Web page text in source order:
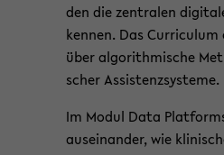
den die zen­tra­len
ken­nen. Das
über al­go­rith­mi­sche
scher As­sis­tenz­sys­te­me.
Im Modul Data
aus­ein­an­der, wie